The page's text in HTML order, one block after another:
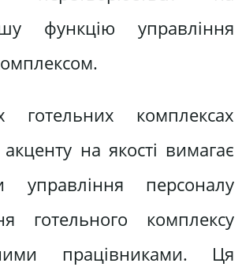
функцію управління
готельних комплексах
на якості вимагає
управління персоналу
готельного комплексу
працівниками. Ця